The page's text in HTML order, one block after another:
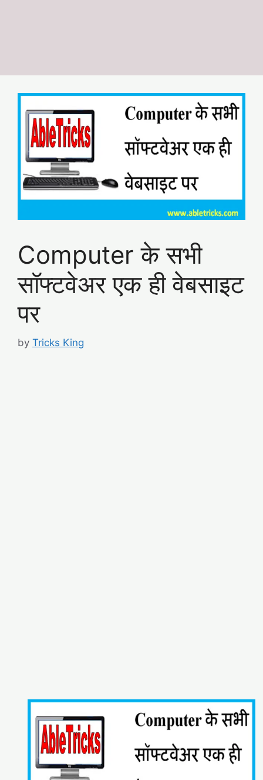
Computer के सभी
सॉफ्टवेअर एक ही वेबसाइट
पर
by Tricks King